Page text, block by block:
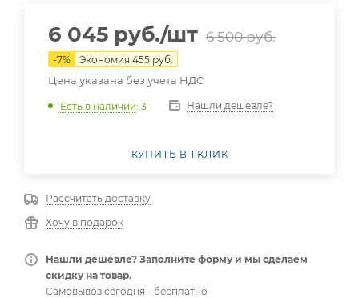
6 045 руб./шт 6 500руб.
-7% Экономия 455 руб.
Цена указана без учета НДС
Есть в наличии: 3 Нашли дешевле?
КУПИТЬ В 1 КЛИК
Рассчитать доставку
Хочу в подарок
Нашли дешевле? Заполните форму и мы сделаем
скидку на товар.
Самовывоз сегодня - бесплатно